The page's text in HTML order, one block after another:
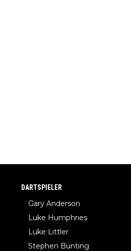
DARTSPIELER
Gary Anderson
Luke Humphries
Luke Littler
Stephen Bunting